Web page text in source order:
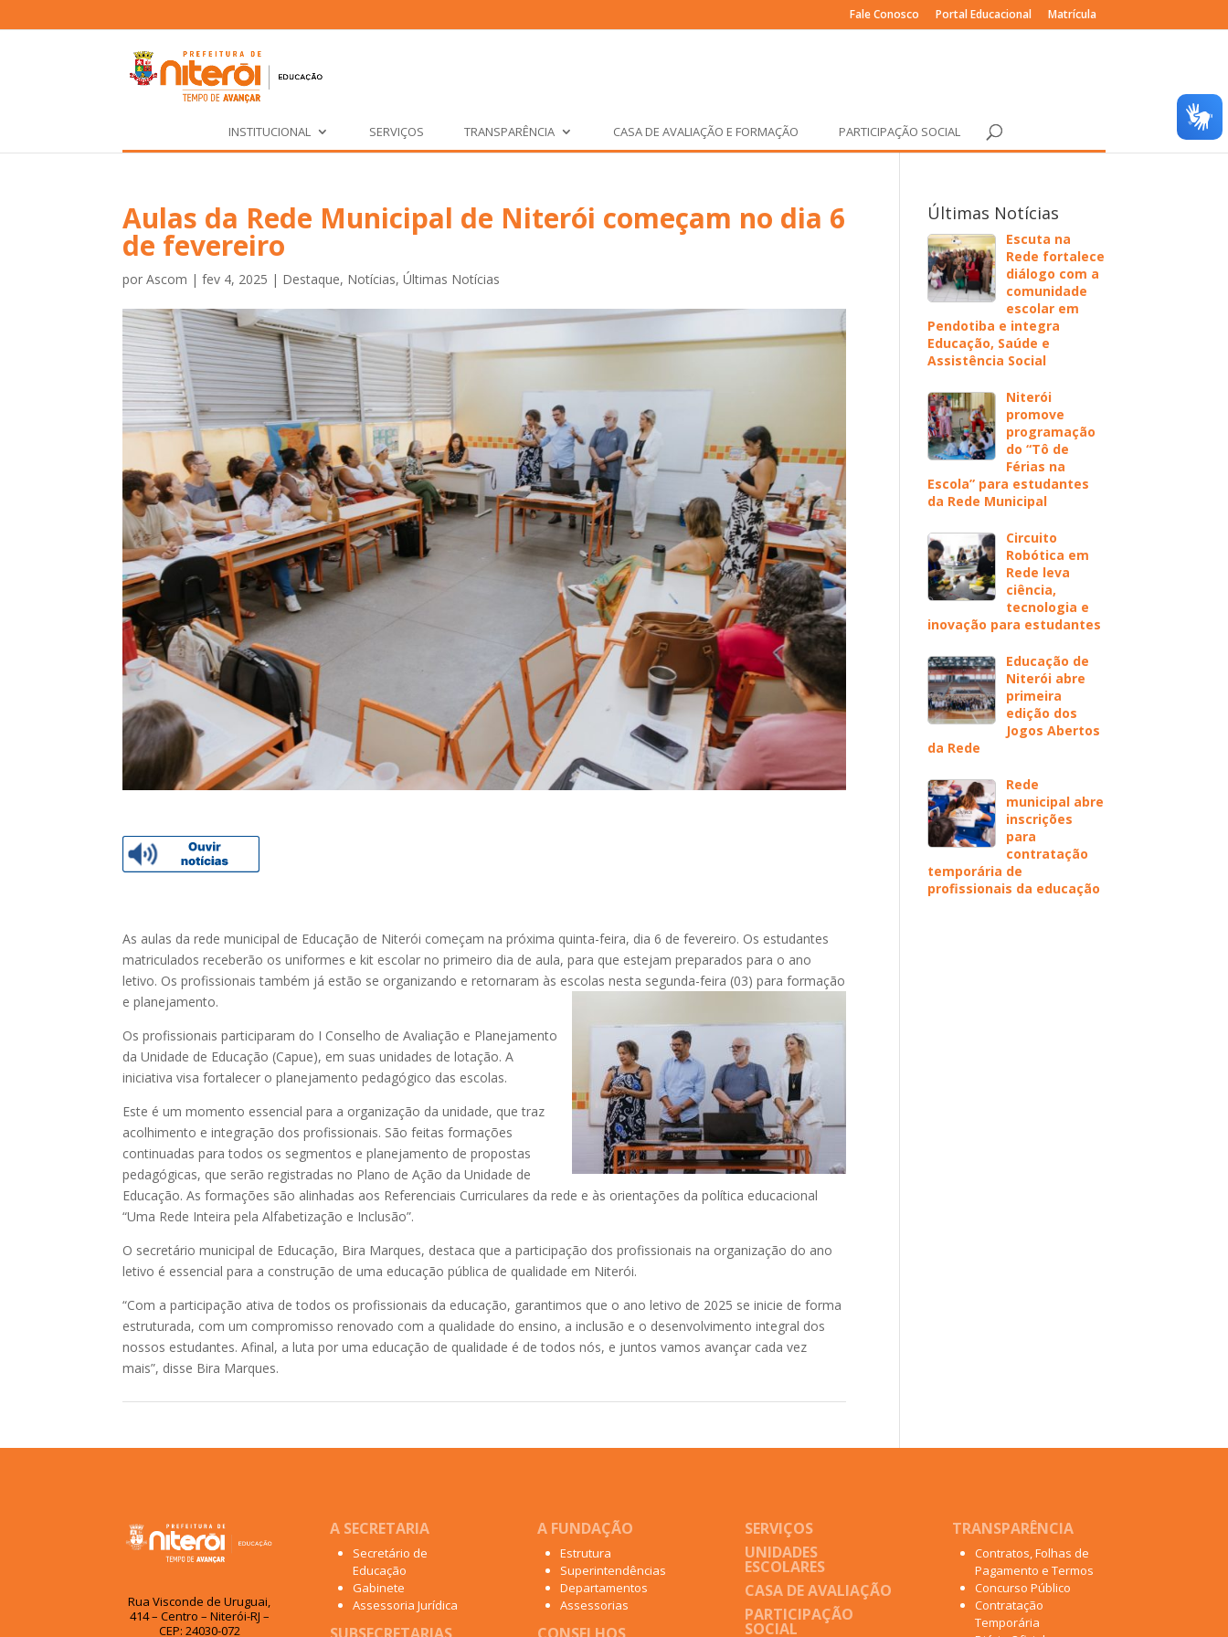
Fale Conosco Portal Educacional Matrícula
INSTITUCIONAL SERVIÇOS TRANSPARÊNCIA CASA DE AVALIAÇÃO E FORMAÇÃO PARTICIPAÇÃO SOCIAL
Aulas da Rede Municipal de Niterói começam no dia 6
de fevereiro
porAscom |fev 4, 2025 | Destaque, Notícias,Últimas Notícias
As aulas da rede municipal de Educação de Niterói começam na próxima quinta-feira, dia 6 de fevereiro. Os estudantes
matriculados receberão os uniformes e kit escolar no primeiro dia de aula, para que estejam preparados para o ano
letivo. Os profissionais também já estão se organizando e retornaram às escolas nesta segunda-feira (03) para formação
e planejamento.
Os profissionais participaram do I Conselho de Avaliação e Planejamento
da Unidade de Educação (Capue), em suas unidades de lotação. A
iniciativa visa fortalecer o planejamento pedagógico das escolas.
Este é um momento essencial para a organização da unidade, que traz
acolhimento e integração dos profissionais. São feitas formações
continuadas para todos os segmentos e planejamento de propostas
pedagógicas, que serão registradas no Plano de Ação da Unidade de
Educação. As formações são alinhadas aos Referenciais Curriculares da rede e às orientações da política educacional
“Uma Rede Inteira pela Alfabetização e Inclusão”.
O secretário municipal de Educação, Bira Marques, destaca que a participação dos profissionais na organização do ano
letivo é essencial para a construção de uma educação pública de qualidade em Niterói.
“Com a participação ativa de todos os profissionais da educação, garantimos que o ano letivo de 2025 se inicie de forma
estruturada, com um compromisso renovado com a qualidade do ensino, a inclusão e o desenvolvimento integral dos
nossos estudantes. Afinal, a luta por uma educação de qualidade é de todos nós, e juntos vamos avançar cada vez
mais”, disse Bira Marques.
Últimas Notícias
Escuta na
Rede fortalece
diálogo com a
comunidade
escolar em
Pendotiba e integra
Educação, Saúde e
Assistência Social
Niterói
promove
programação
do “Tô de
Férias na
Escola” para estudantes
da Rede Municipal
Circuito
Robótica em
Rede leva
ciência,
tecnologia e
inovação para estudantes
Educação de
Niterói abre
primeira
edição dos
Jogos Abertos
da Rede
Rede
municipal abre
inscrições
para
contratação
temporária de
profissionais da educação
Rua Visconde de Uruguai,
414 – Centro – Niterói-RJ –
CEP: 24030-072
A SECRETARIA
Secretário de
Educação
Gabinete
Assessoria Jurídica
A FUNDAÇÃO
Estrutura
Superintendências
Departamentos
Assessorias
SERVIÇOS
UNIDADES
ESCOLARES
CASA DE AVALIAÇÃO
PARTICIPAÇÃO
SOCIAL
TRANSPARÊNCIA
Contratos, Folhas de
Pagamento e Termos
Concurso Público
Contratação
Temporária